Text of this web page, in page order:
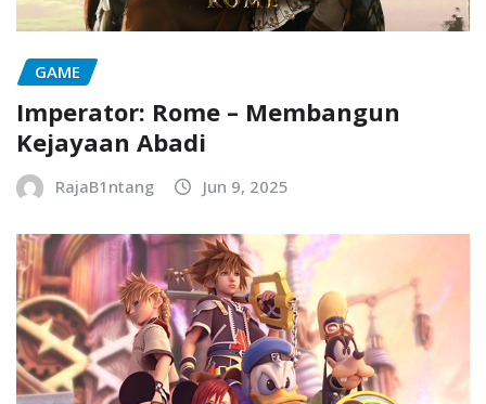
GAME
Imperator: Rome – Membangun
Kejayaan Abadi
RajaB1ntang Jun 9, 2025